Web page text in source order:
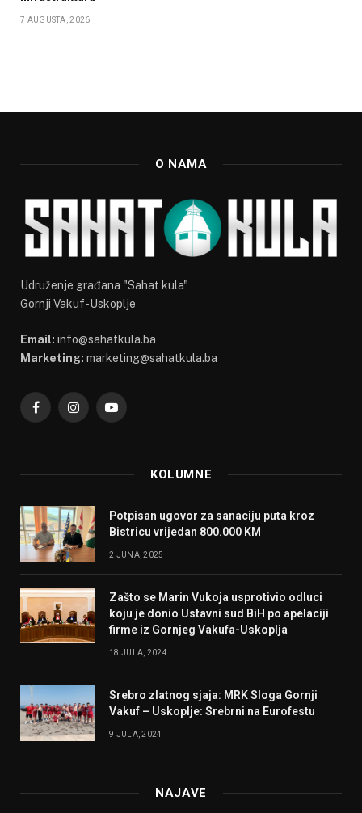
7 AUGUSTA, 2026
O NAMA
Udruženje građana "Sahat kula"
Gornji Vakuf-Uskoplje
Email: info@sahatkula.ba
Marketing: marketing@sahatkula.ba
FacebookInstagramYouTube
KOLUMNE
Potpisan ugovor za sanaciju puta kroz
Bistricu vrijedan 800.000 KM
2 JUNA, 2025
Zašto se Marin Vukoja usprotivio odluci
koju je donio Ustavni sud BiH po apelaciji
firme iz Gornjeg Vakufa-Uskoplja
18 JULA, 2024
Srebro zlatnog sjaja: MRK Sloga Gornji
Vakuf – Uskoplje: Srebrni na Eurofestu
9 JULA, 2024
NAJAVE